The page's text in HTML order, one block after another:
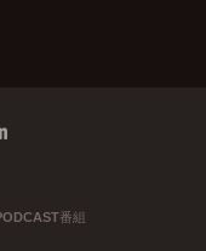
番組